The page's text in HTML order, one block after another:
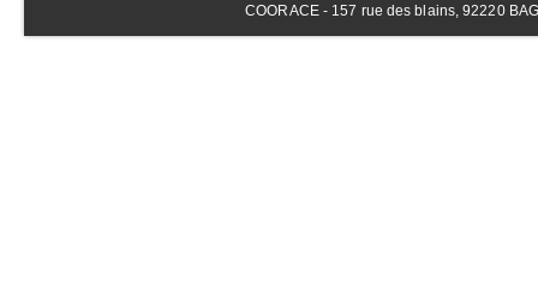
COORACE - 157 rue des blains, 92220